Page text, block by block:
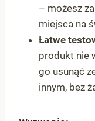
– możesz
miejsca na
Łatwe
produkt nie
go usunąć
innym, bez